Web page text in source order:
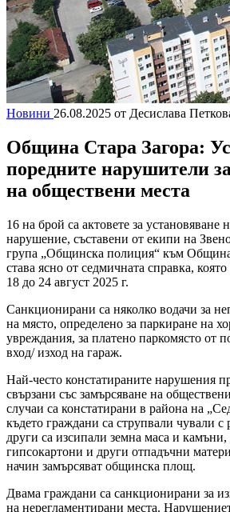
Новини 26.08.2025 от Десислава
Община Стара Загора:
поредните нарушители
на обществени места
16 на брой са актовете за установяване
нарушение, съставени от екипи на
група „Общинска полиция“ към Община
става ясно от седмичната справка,
18 до 24 август 2025 г.
Санкционирани са няколко водачи за
на място, определено за паркиране на
увреждания, за платено паркомясто от
вход/ изход на гараж.
Най-често констатираните нарушения
свързани със замърсяване на
случаи са констатирани в района на
където граждани са струпвали чували с
други са изсипали земна маса и
гипсокартони и други отпадъчни
начин замърсяват общинска площ.
Двама граждани са санкционирани за
на нерегламентирани места.